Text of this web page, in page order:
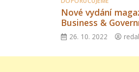
Nové vydání
Business &
26. 10. 2022